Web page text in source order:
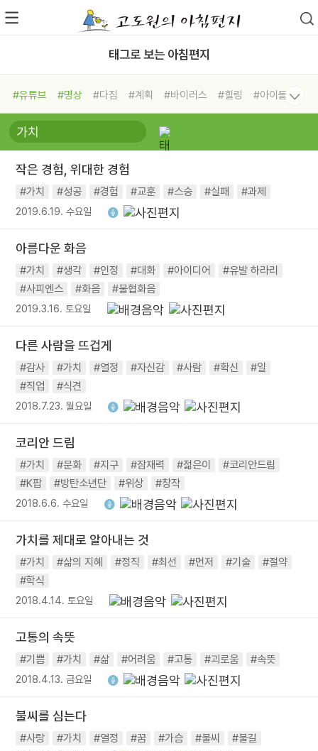
태그로 보는 아침편지
#유튜브 #명상 #다짐 #계획 #바이러스 #힐링
#아이들
#비전캠프
#독서캠프 #삶
#희망
#나눔 #친구 #링컨학교
#독서
#건강 #면역력
작은 경험, 위대한 경험
#가치 #성공 #경험 #교훈 #스승 #실패 #과제
2019.6.19. 수요일
아름다운 화음
#가치 #생각 #인정 #대화 #아이디어
#유발 하라리
#사피엔스
#화음 #불협화음
2019.3.16. 토요일
다른 사람을 뜨겁게
#감사 #가치 #열정 #자신감 #사람 #확신
#일
#직업
#식견
2018.7.23. 월요일
코리안 드림
#가치 #문화 #지구 #잠재력 #젊은이
#코리안드림
#K팝
#방탄소년단 #위상 #창작
2018.6.6. 수요일
가치를 제대로 알아내는 것
#가치 #삶의 지혜 #정직 #최선 #먼저 #기술
#절약
#학식
2018.4.14. 토요일
고통의 속뜻
#기쁨 #가치 #삶 #어려움 #고통 #괴로움 #속뜻
2018.4.13. 금요일
불씨를 심는다
#사랑 #가치 #열정 #꿈 #가슴 #불씨 #불길